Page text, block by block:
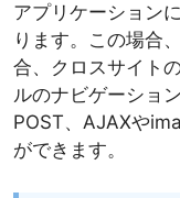
アプリケーション
ります。この場合
合、クロスサイト
ルのナビゲーショ
POST、AJAXや
ができます。